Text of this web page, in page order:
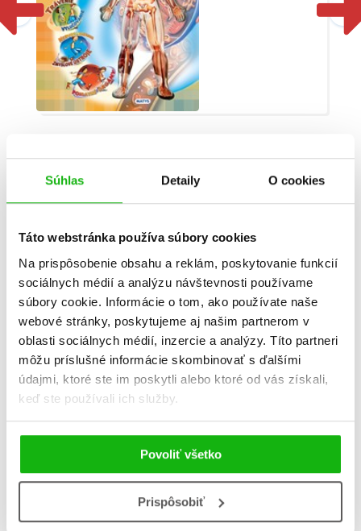
Súhlas Detaily O cookies
Táto webstránka používa súbory cookies
Na prispôsobenie obsahu a reklám, poskytovanie funkcií
sociálnych médií a analýzu návštevnosti používame
súbory cookie. Informácie o tom, ako používate naše
webové stránky, poskytujeme aj našim partnerom v
oblasti sociálnych médií, inzercie a analýzy. Títo partneri
môžu príslušné informácie skombinovať s ďalšími
údajmi, ktoré ste im poskytli alebo ktoré od vás získali,
keď ste používali ich služby.
Povoliť všetko
Prispôsobiť
Informácie
Žáner hádanky, hlavolamy, hry, úlohy
Počet strán
Dátum vydania 1.10.2019
Formát 210x260 mm